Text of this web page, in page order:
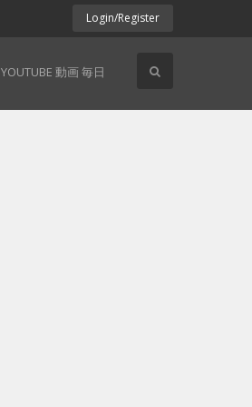
Login/Register
YOUTUBE 動画 毎日